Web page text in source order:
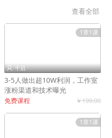
查看全部
1章1课
 千启
3-5人做出超10W利润，工作室
涨粉渠道和技术曝光
免费课程 ¥ 199.00
1章1课